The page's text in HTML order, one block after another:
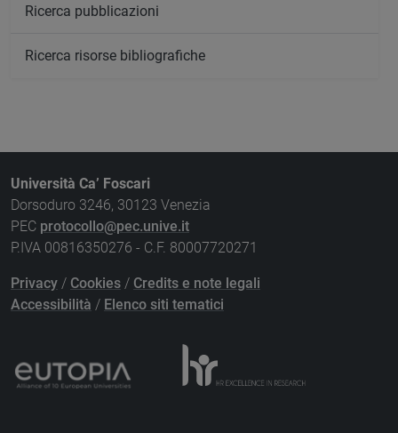
Ricerca pubblicazioni
Ricerca risorse bibliografiche
Università Ca’ Foscari
Dorsoduro 3246, 30123 Venezia
PEC protocollo@pec.unive.it
P.IVA 00816350276 - C.F. 80007720271
Privacy / Cookies / Credits e note legali
Accessibilità / Elenco siti tematici